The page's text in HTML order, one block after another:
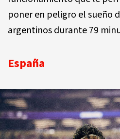
poner en peligro el sueño
argentinos durante 79
España